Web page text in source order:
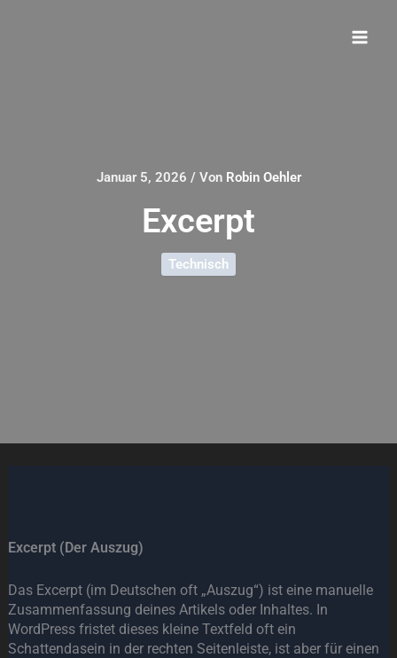
Januar 5, 2026 / Von Robin Oehler
Excerpt
Technisch
Excerpt (Der Auszug)
Das Excerpt (im Deutschen oft „Auszug“) ist eine manuelle
Zusammenfassung deines Artikels oder Inhaltes. In
WordPress fristet dieses kleine Textfeld oft ein
Schattendasein in der rechten Seitenleiste, ist aber für einen